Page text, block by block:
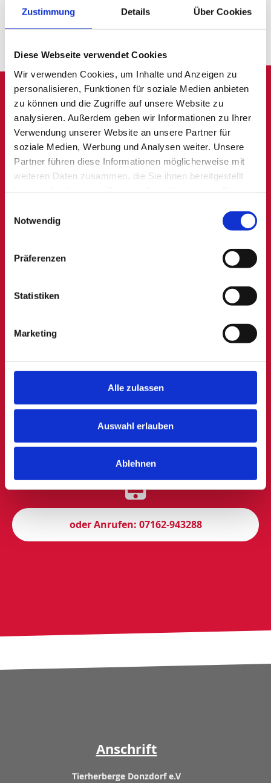
Zustimmung Details Über Cookies
Diese Webseite verwendet Cookies
Wir verwenden Cookies, um Inhalte und Anzeigen zu
personalisieren, Funktionen für soziale Medien anbieten
zu können und die Zugriffe auf unsere Website zu
analysieren. Außerdem geben wir Informationen zu Ihrer
Verwendung unserer Website an unsere Partner für
soziale Medien, Werbung und Analysen weiter. Unsere
Partner führen diese Informationen möglicherweise mit
weiteren Daten zusammen, die Sie ihnen bereitgestellt
Notwendig
Präferenzen
Statistiken
Marketing
Alle zulassen
Auswahl erlauben
Ablehnen
Wir sind für Sie da
Haben Sie Fragen, Wünsche oder Anregungen -
Sie möchten lieber persönlich mit uns
sprechen? Kein Problem - rufen Sie uns doch
Jetzt Kontakt aufnehmen
oder Anrufen: 07162-943288
Anschrift
Tierherberge Donzdorf e.V